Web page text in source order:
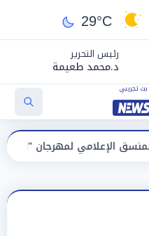
29°C
رئيس التحرير
د.محمد طعيمة
"الأفضل بين الأفضل" في